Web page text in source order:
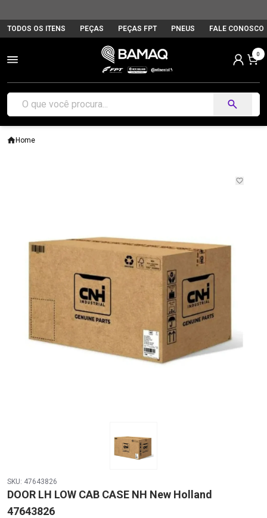
TODOS OS ITENS PEÇAS PEÇAS FPT PNEUS FALE CONOSCO
0
Home
SKU: 47643826
DOOR LH LOW CAB CASE NH New Holland
47643826